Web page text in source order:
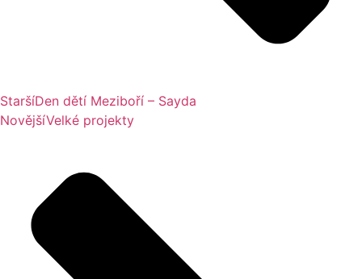
StaršíDen dětí Meziboří – Sayda
NovějšíVelké projekty